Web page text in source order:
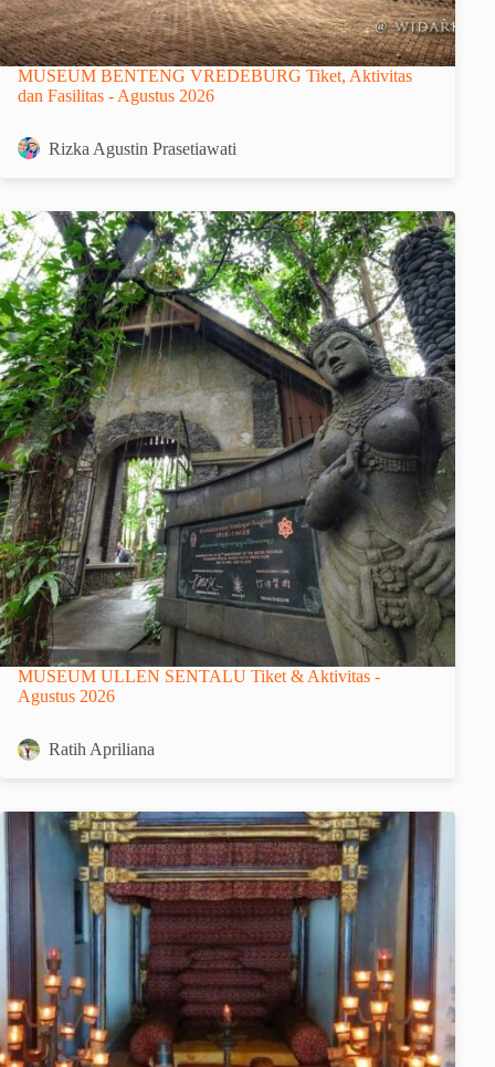
MUSEUM BENTENG VREDEBURG Tiket, Aktivitas
dan Fasilitas - Agustus 2026
Rizka Agustin Prasetiawati
MUSEUM ULLEN SENTALU Tiket & Aktivitas -
Agustus 2026
Ratih Apriliana